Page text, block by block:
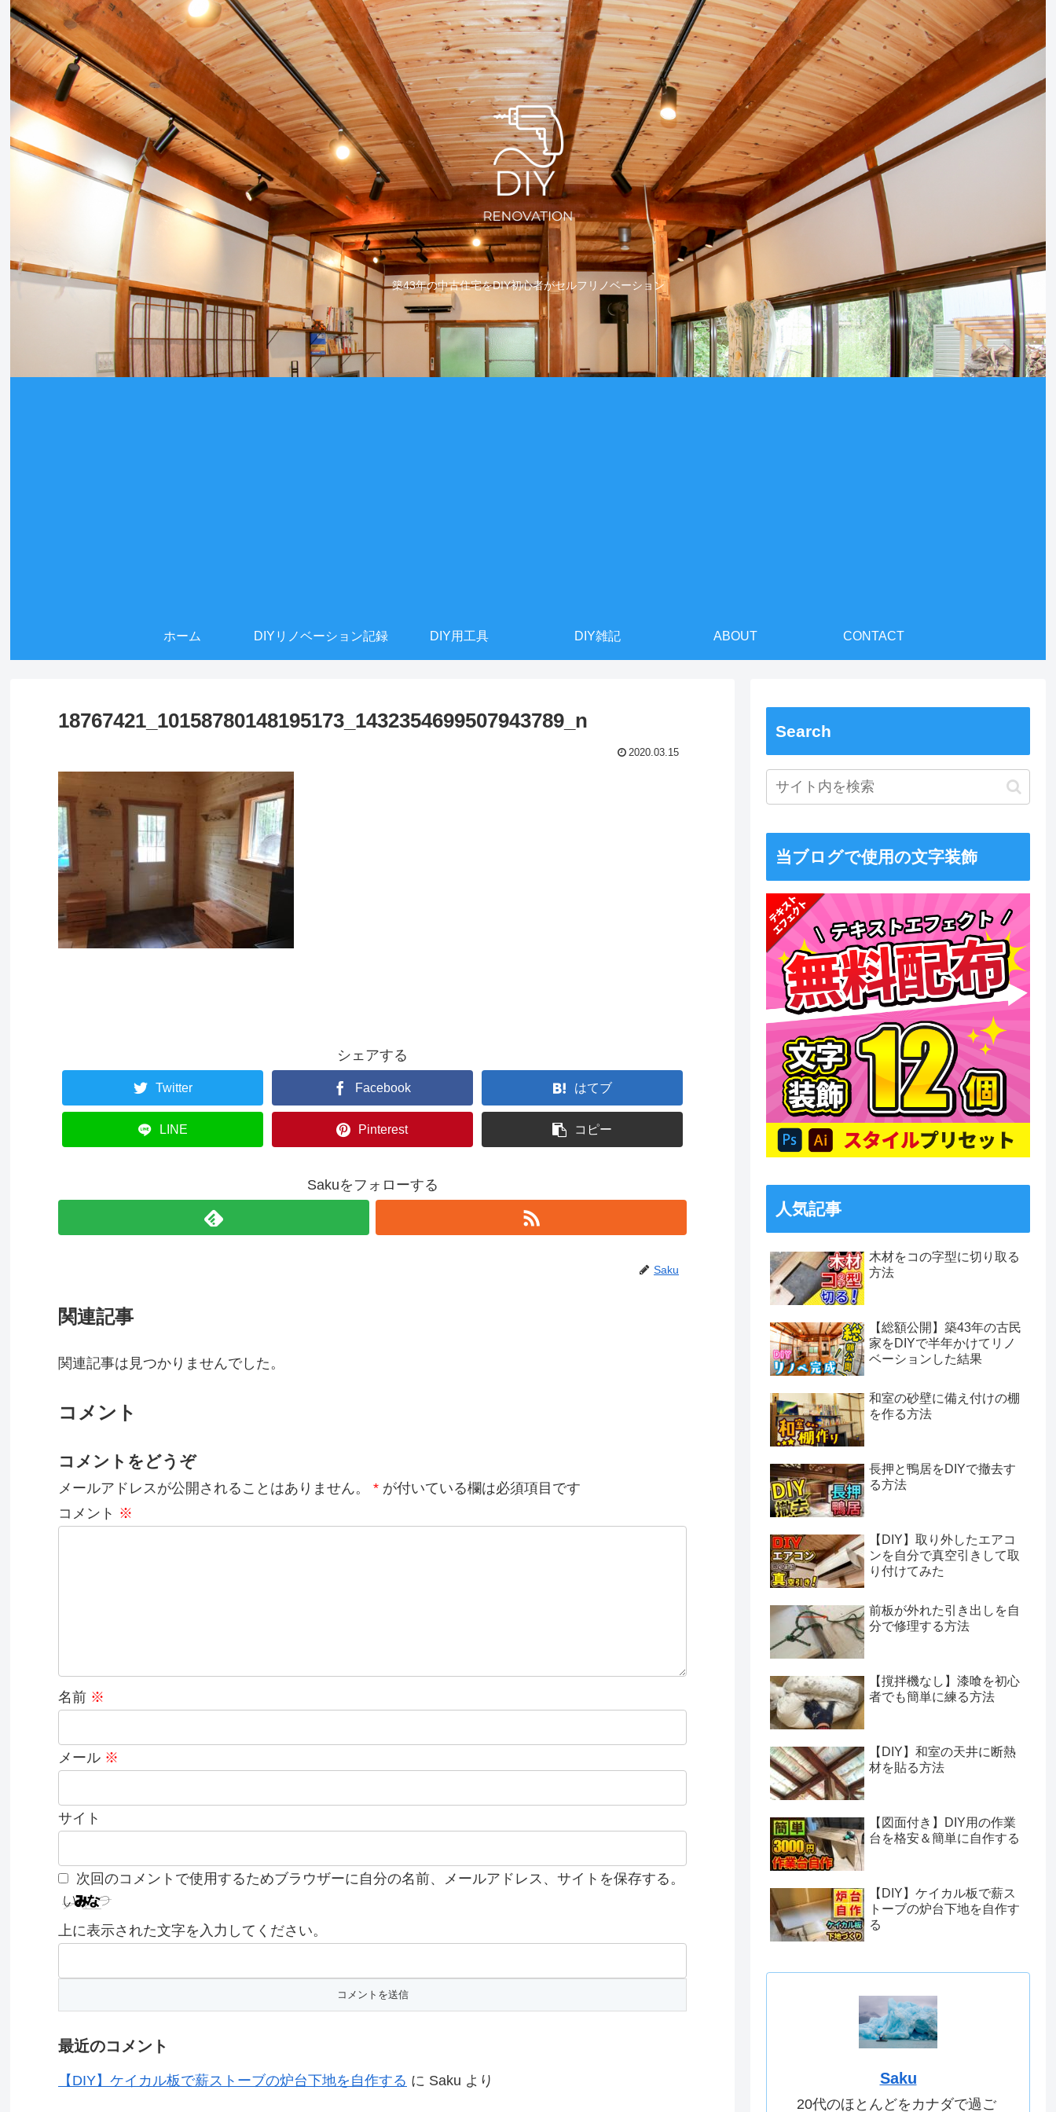
築43年の中古住宅をDIY初心者がセルフリノベーション
ホーム DIYリノベーション記録 DIY用工具 DIY雑記 ABOUT CONTACT
18767421_10158780148195173_1432354699507943789_n
2020.03.15
シェアする
Twitter Facebook はてブ
LINE Pinterest コピー
Sakuをフォローする
Saku
関連記事
関連記事は見つかりませんでした。
コメント
コメントをどうぞ
メールアドレスが公開されることはありません。 * が付いている欄は必須項目です
コメント ※
名前 ※
メール ※
サイト
次回のコメントで使用するためブラウザーに自分の名前、メールアドレス、サイトを保存する。
上に表示された文字を入力してください。
最近のコメント
【DIY】ケイカル板で薪ストーブの炉台下地を自作する に Saku より
Search
当ブログで使用の文字装飾
人気記事
木材をコの字型に切り取る
方法
【総額公開】築43年の古民
家をDIYで半年かけてリノ
ベーションした結果
和室の砂壁に備え付けの棚
を作る方法
長押と鴨居をDIYで撤去す
る方法
【DIY】取り外したエアコ
ンを自分で真空引きして取
り付けてみた
前板が外れた引き出しを自
分で修理する方法
【撹拌機なし】漆喰を初心
者でも簡単に練る方法
【DIY】和室の天井に断熱
材を貼る方法
【図面付き】DIY用の作業
台を格安＆簡単に自作する
【DIY】ケイカル板で薪ス
トーブの炉台下地を自作す
る
Saku
20代のほとんどをカナダで過ご